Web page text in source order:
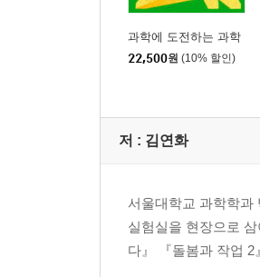
기술정치 technopolitics
유지보수 maintenance
탈정상과학 post-normal
비전문적 전문성 lay
전문가적 시야
확실성의 골짜기 certainty
과학에 도전하는 과학
22,500원 (10% 할인)
저 : 김연화
서울대학교 과학학과
실험실을 현장으로
다』 『돌봄과 작업